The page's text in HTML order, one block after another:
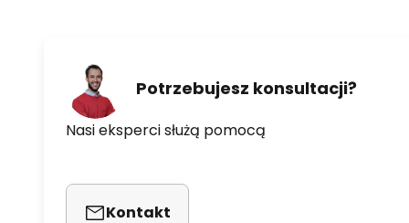
Potrzebujesz konsultacji?
Nasi eksperci służą pomocą
Kontakt